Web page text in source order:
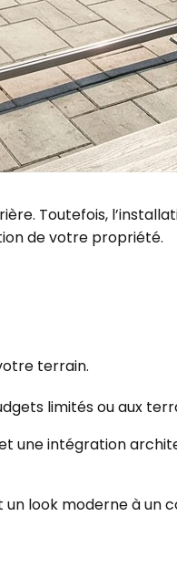
Toutefois,
de votre propriété.
terrain.
limités ou aux
une intégration
look moderne à un